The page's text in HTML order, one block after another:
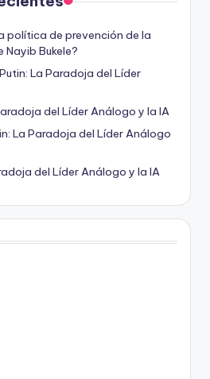
política de prevención de la
Bukele?
Putin: La Paradoja del Líder
del Líder Análogo y la IA
La Paradoja del Líder Análogo
del Líder Análogo y la IA